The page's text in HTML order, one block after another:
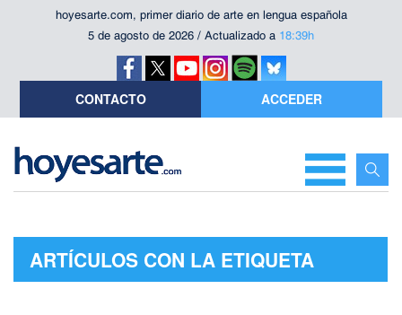
hoyesarte.com, primer diario de arte en lengua española
5 de agosto de 2026 / Actualizado a 18:39h
CONTACTO ACCEDER
ARTÍCULOS CON LA ETIQUETA